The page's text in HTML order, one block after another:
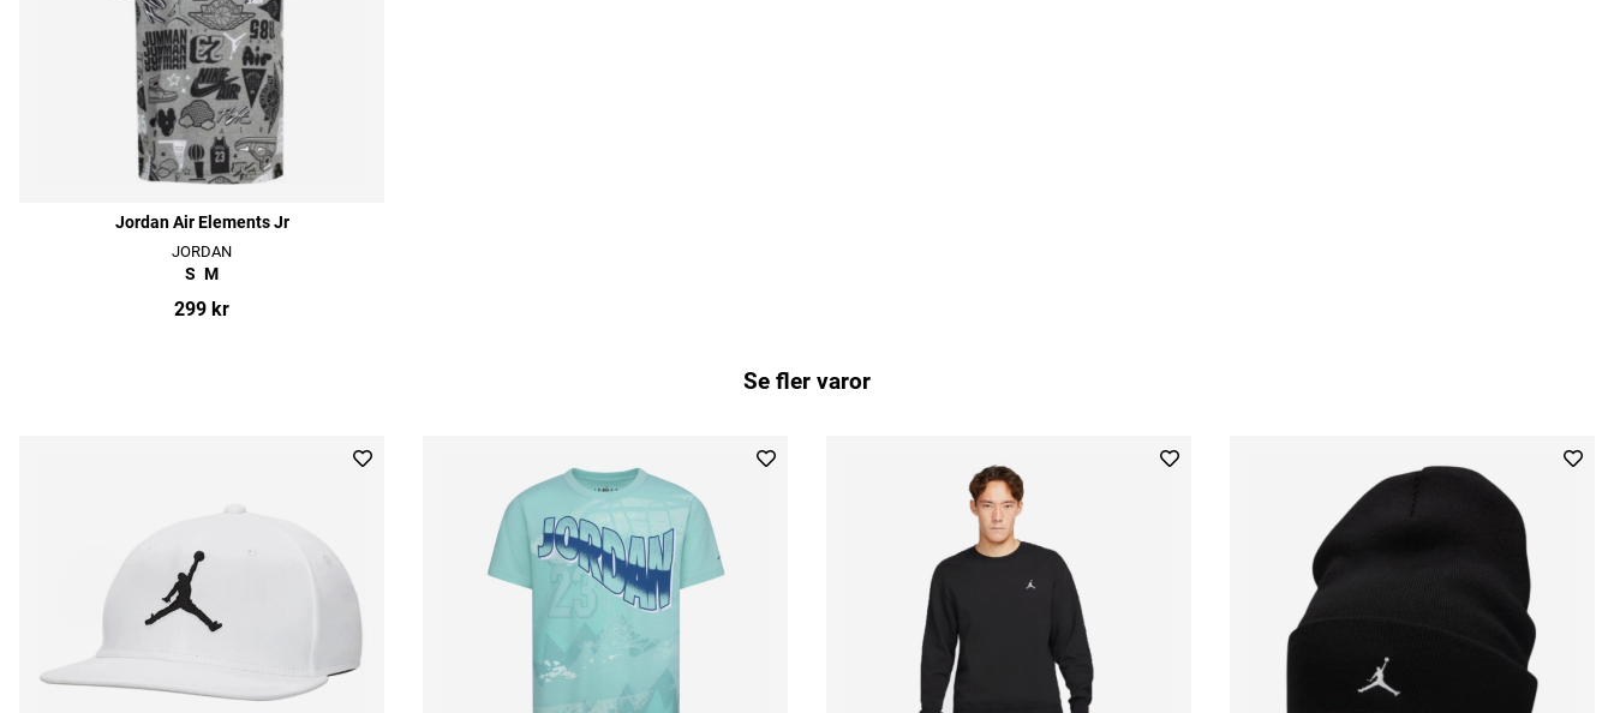
Jordan Air Elements Jr
JORDAN
S M
299 kr
Se fler varor